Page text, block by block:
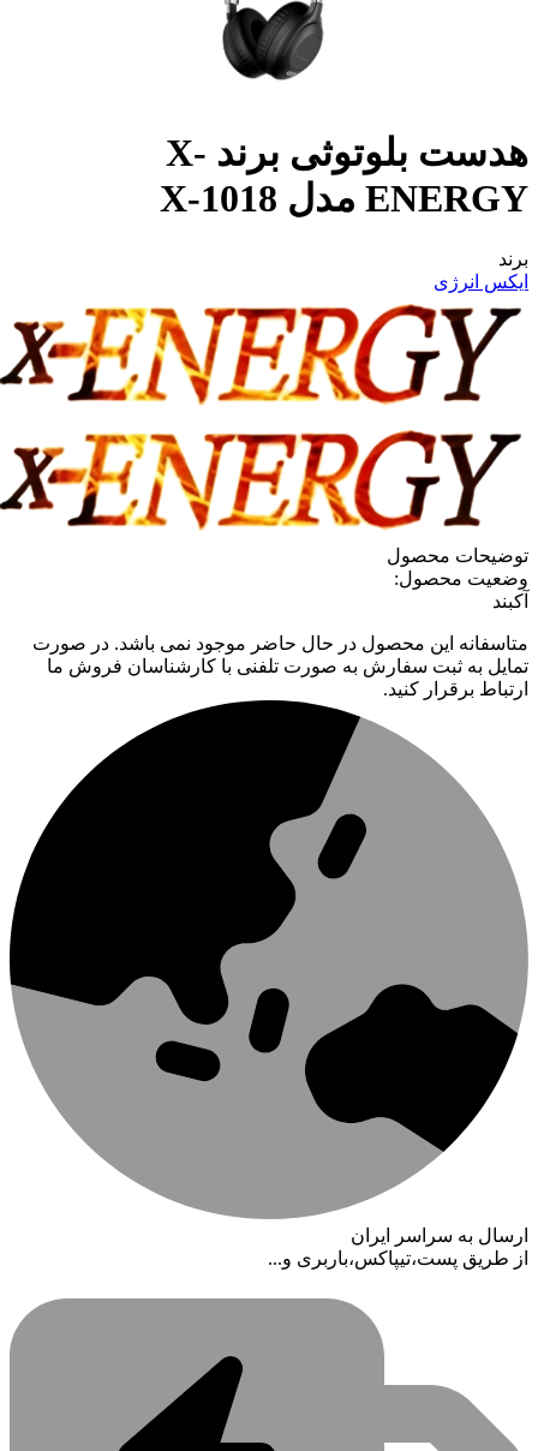
هدست بلوتوثی برند X-
ENERGY مدل X-1018
برند
ایکس انرژی
توضیحات محصول
وضعیت محصول:
آکبند
متاسفانه این محصول در حال حاضر موجود نمی باشد. در صورت
تمایل به ثبت سفارش به صورت تلفنی با کارشناسان فروش ما
ارتباط برقرار کنید.
ارسال به سراسر ایران
از طریق پست،تیپاکس،باربری و...